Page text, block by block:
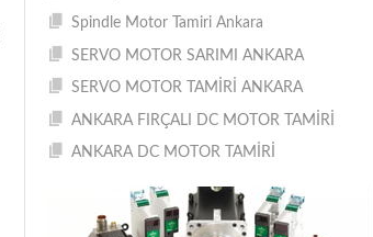
Spindle Motor Tamiri Ankara
SERVO MOTOR SARIMI ANKARA
SERVO MOTOR TAMİRİ ANKARA
ANKARA FIRÇALI DC MOTOR TAMİRİ
ANKARA DC MOTOR TAMİRİ